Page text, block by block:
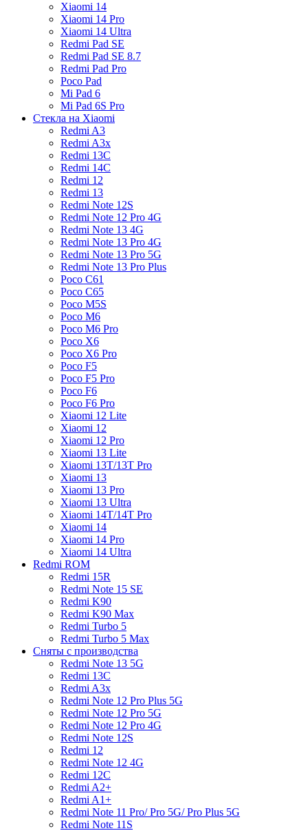
Xiaomi 14
Xiaomi 14 Pro
Xiaomi 14 Ultra
Redmi Pad SE
Redmi Pad SE 8.7
Redmi Pad Pro
Poco Pad
Mi Pad 6
Mi Pad 6S Pro
Стекла на Xiaomi
Redmi A3
Redmi A3x
Redmi 13C
Redmi 14C
Redmi 12
Redmi 13
Redmi Note 12S
Redmi Note 12 Pro 4G
Redmi Note 13 4G
Redmi Note 13 Pro 4G
Redmi Note 13 Pro 5G
Redmi Note 13 Pro Plus
Poco C61
Poco C65
Poco M5S
Poco M6
Poco M6 Pro
Poco X6
Poco X6 Pro
Poco F5
Poco F5 Pro
Poco F6
Poco F6 Pro
Xiaomi 12 Lite
Xiaomi 12
Xiaomi 12 Pro
Xiaomi 13 Lite
Xiaomi 13T/13T Pro
Xiaomi 13
Xiaomi 13 Pro
Xiaomi 13 Ultra
Xiaomi 14T/14T Pro
Xiaomi 14
Xiaomi 14 Pro
Xiaomi 14 Ultra
Redmi ROM
Redmi 15R
Redmi Note 15 SE
Redmi K90
Redmi K90 Max
Redmi Turbo 5
Redmi Turbo 5 Max
Сняты с производства
Redmi Note 13 5G
Redmi 13C
Redmi A3x
Redmi Note 12 Pro Plus 5G
Redmi Note 12 Pro 5G
Redmi Note 12 Pro 4G
Redmi Note 12S
Redmi 12
Redmi Note 12 4G
Redmi 12C
Redmi A2+
Redmi A1+
Redmi Note 11 Pro/ Pro 5G/ Pro Plus 5G
Redmi Note 11S